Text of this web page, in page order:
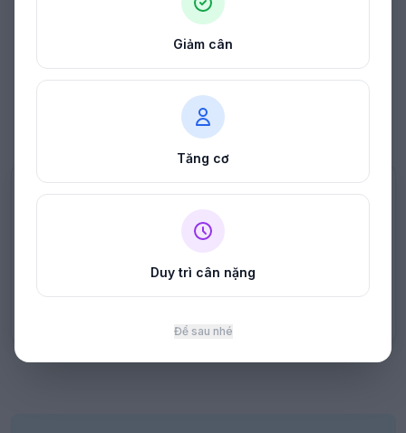
Giảm cân
Tăng cơ
Duy trì cân nặng
Để sau nhé
Đánh giá & nhận xét bài viết Các
Bí Quyết Tiết Kiệm Thời Gian Khi